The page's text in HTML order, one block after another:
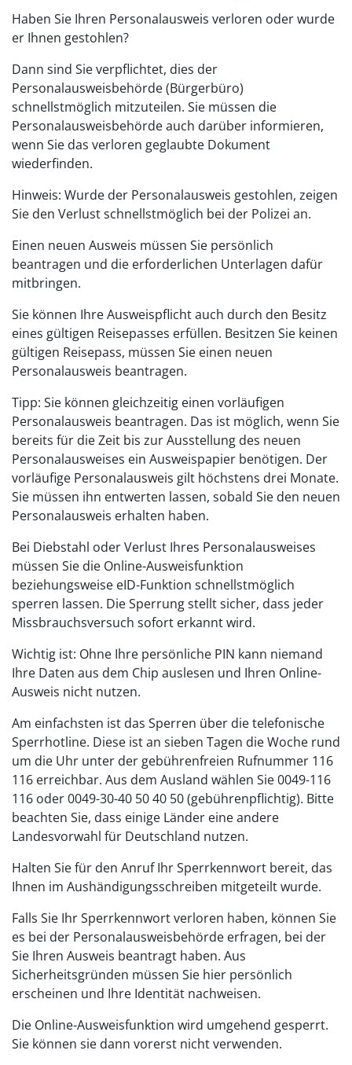
Haben Sie Ihren Personalausweis verloren oder wurde
er Ihnen gestohlen?
Dann sind Sie verpflichtet, dies der
Personalausweisbehörde (Bürgerbüro)
schnellstmöglich mitzuteilen. Sie müssen die
Personalausweisbehörde auch darüber informieren,
wenn Sie das verloren geglaubte Dokument
wiederfinden.
Hinweis: Wurde der Personalausweis gestohlen, zeigen
Sie den Verlust schnellstmöglich bei der Polizei an.
Einen neuen Ausweis müssen Sie persönlich
beantragen und die erforderlichen Unterlagen dafür
mitbringen.
Sie können Ihre Ausweispflicht auch durch den Besitz
eines gültigen Reisepasses erfüllen. Besitzen Sie keinen
gültigen Reisepass, müssen Sie einen neuen
Personalausweis beantragen.
Tipp: Sie können gleichzeitig einen vorläufigen
Personalausweis beantragen. Das ist möglich, wenn Sie
bereits für die Zeit bis zur Ausstellung des neuen
Personalausweises ein Ausweispapier benötigen. Der
vorläufige Personalausweis gilt höchstens drei Monate.
Sie müssen ihn entwerten lassen, sobald Sie den neuen
Personalausweis erhalten haben.
Bei Diebstahl oder Verlust Ihres Personalausweises
müssen Sie die Online-Ausweisfunktion
beziehungsweise eID-Funktion schnellstmöglich
sperren lassen. Die Sperrung stellt sicher, dass jeder
Missbrauchsversuch sofort erkannt wird.
Wichtig ist: Ohne Ihre persönliche PIN kann niemand
Ihre Daten aus dem Chip auslesen und Ihren Online-
Ausweis nicht nutzen.
Am einfachsten ist das Sperren über die telefonische
Sperrhotline. Diese ist an sieben Tagen die Woche rund
um die Uhr unter der gebührenfreien Rufnummer 116
116 erreichbar. Aus dem Ausland wählen Sie 0049-116
116 oder 0049-30-40 50 40 50 (gebührenpflichtig). Bitte
beachten Sie, dass einige Länder eine andere
Landesvorwahl für Deutschland nutzen.
Halten Sie für den Anruf Ihr Sperrkennwort bereit, das
Ihnen im Aushändigungsschreiben mitgeteilt wurde.
Falls Sie Ihr Sperrkennwort verloren haben, können Sie
es bei der Personalausweisbehörde erfragen, bei der
Sie Ihren Ausweis beantragt haben. Aus
Sicherheitsgründen müssen Sie hier persönlich
erscheinen und Ihre Identität nachweisen.
Die Online-Ausweisfunktion wird umgehend gesperrt.
Sie können sie dann vorerst nicht verwenden.